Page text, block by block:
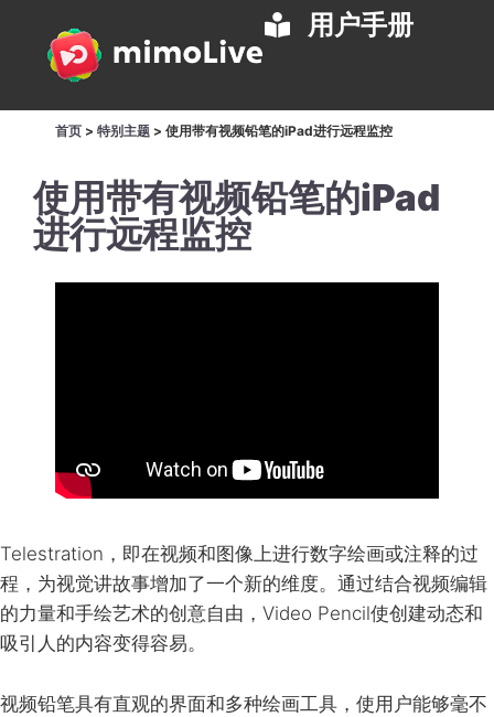
用户手册
首页 > 特别主题 > 使用带有视频铅笔的iPad进行远程监控
使用带有视频铅笔的iPad
进行远程监控
Telestration，即在视频和图像上进行数字绘画或注释的过
程，为视觉讲故事增加了一个新的维度。通过结合视频编辑
的力量和手绘艺术的创意自由，Video Pencil使创建动态和
吸引人的内容变得容易。
视频铅笔具有直观的界面和多种绘画工具，使用户能够毫不